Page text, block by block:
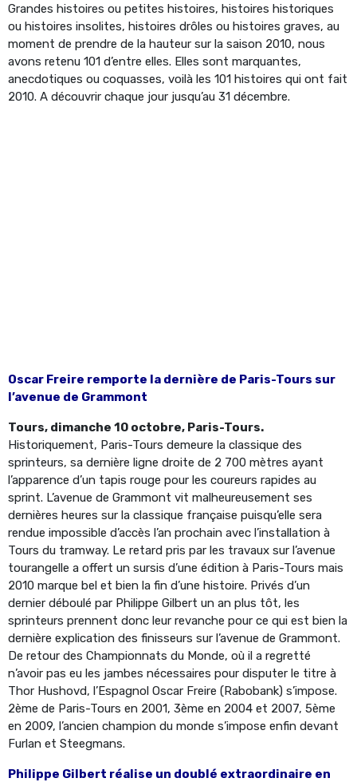
Grandes histoires ou petites histoires, histoires historiques
ou histoires insolites, histoires drôles ou histoires graves, au
moment de prendre de la hauteur sur la saison 2010, nous
avons retenu 101 d’entre elles. Elles sont marquantes,
anecdotiques ou coquasses, voilà les 101 histoires qui ont fait
2010. A découvrir chaque jour jusqu’au 31 décembre.
Oscar Freire remporte la dernière de Paris-Tours sur
l’avenue de Grammont
Tours, dimanche 10 octobre, Paris-Tours.
Historiquement, Paris-Tours demeure la classique des
sprinteurs, sa dernière ligne droite de 2 700 mètres ayant
l’apparence d’un tapis rouge pour les coureurs rapides au
sprint. L’avenue de Grammont vit malheureusement ses
dernières heures sur la classique française puisqu’elle sera
rendue impossible d’accès l’an prochain avec l’installation à
Tours du tramway. Le retard pris par les travaux sur l’avenue
tourangelle a offert un sursis d’une édition à Paris-Tours mais
2010 marque bel et bien la fin d’une histoire. Privés d’un
dernier déboulé par Philippe Gilbert un an plus tôt, les
sprinteurs prennent donc leur revanche pour ce qui est bien la
dernière explication des finisseurs sur l’avenue de Grammont.
De retour des Championnats du Monde, où il a regretté
n’avoir pas eu les jambes nécessaires pour disputer le titre à
Thor Hushovd, l’Espagnol Oscar Freire (Rabobank) s’impose.
2ème de Paris-Tours en 2001, 3ème en 2004 et 2007, 5ème
en 2009, l’ancien champion du monde s’impose enfin devant
Furlan et Steegmans.
Philippe Gilbert réalise un doublé extraordinaire en